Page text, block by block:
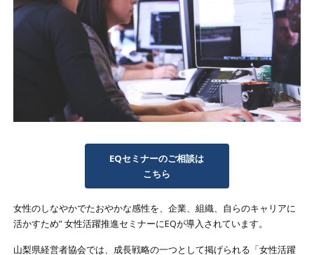
EQセミナーのご相談は
こちら
女性のしなやかでたおやかな感性を、企業、組織、自らのキャリアに
活かすため” 女性活躍推進セミナーにEQが導入されています。
山梨県経営者協会では、成長戦略の一つとして掲げられる「女性活躍